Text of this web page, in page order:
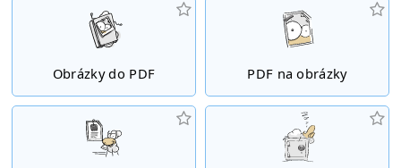
Obrázky do PDF PDF na obrázky